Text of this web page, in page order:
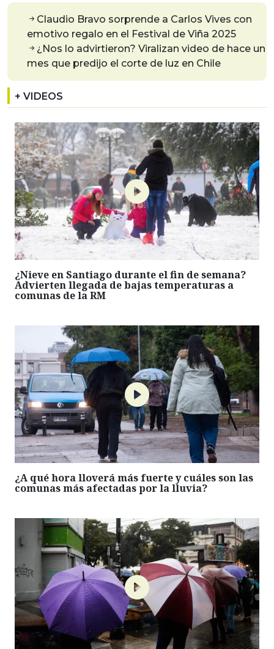
Claudio Bravo sorprende a Carlos Vives con
emotivo regalo en el Festival de Viña 2025
¿Nos lo advirtieron? Viralizan video de hace un
mes que predijo el corte de luz en Chile
+ VIDEOS
¿Nieve en Santiago durante el fin de semana?
Advierten llegada de bajas temperaturas a
comunas de la RM
¿A qué hora lloverá más fuerte y cuáles son las
comunas más afectadas por la lluvia?